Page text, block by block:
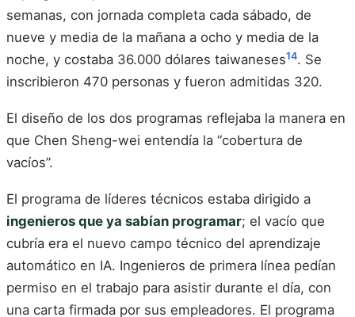
semanas, con jornada completa cada sábado, de
nueve y media de la mañana a ocho y media de la
noche, y costaba 36.000 dólares taiwaneses14. Se
inscribieron 470 personas y fueron admitidas 320.
El diseño de los dos programas reflejaba la manera en
que Chen Sheng-wei entendía la “cobertura de
vacíos”.
El programa de líderes técnicos estaba dirigido a
ingenieros que ya sabían programar; el vacío que
cubría era el nuevo campo técnico del aprendizaje
automático en IA. Ingenieros de primera línea pedían
permiso en el trabajo para asistir durante el día, con
una carta firmada por sus empleadores. El programa